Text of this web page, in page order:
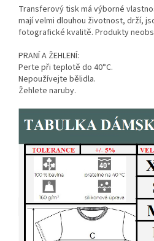
Transferový tisk má výborné
mají velmi dlouhou životnost, drží,
fotografické kvalitě. Produkty
PRANÍ A ŽEHLENÍ:
Perte při teplotě do 40°C.
Nepoužívejte bělidla.
Žehlete naruby.